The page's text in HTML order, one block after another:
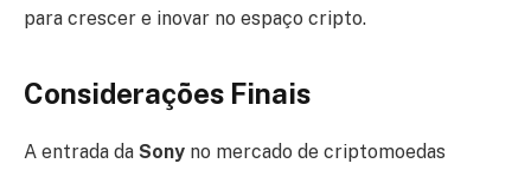
para crescer e inovar no espaço cripto.
Considerações Finais
A entrada da Sony no mercado de criptomoedas